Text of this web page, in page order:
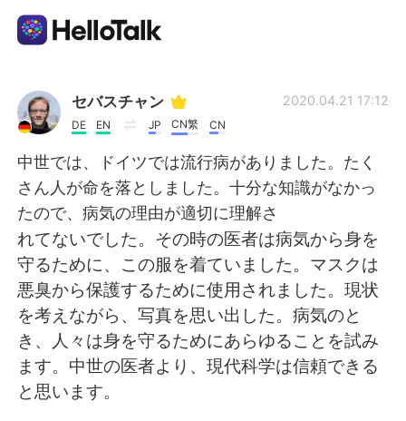
Language Exchange App
AI Grammar Checker
English
简体中文 繁體中文
Español العربية
Français Deutsch
セバスチャン
DE EN JP CN繁 CN
2020.04.21 17:12
中世では、ドイツでは流行病がありました。たく
さん人が命を落としました。十分な知識がなかっ
たので、病気の理由が適切に理解さ
れてないでした。その時の医者は病気から身を
守るために、この服を着ていました。マスクは
悪臭から保護するために使用されました。現状
を考えながら、写真を思い出した。病気のと
き、人々は身を守るためにあらゆることを試み
ます。中世の医者より、現代科学は信頼できる
と思います。